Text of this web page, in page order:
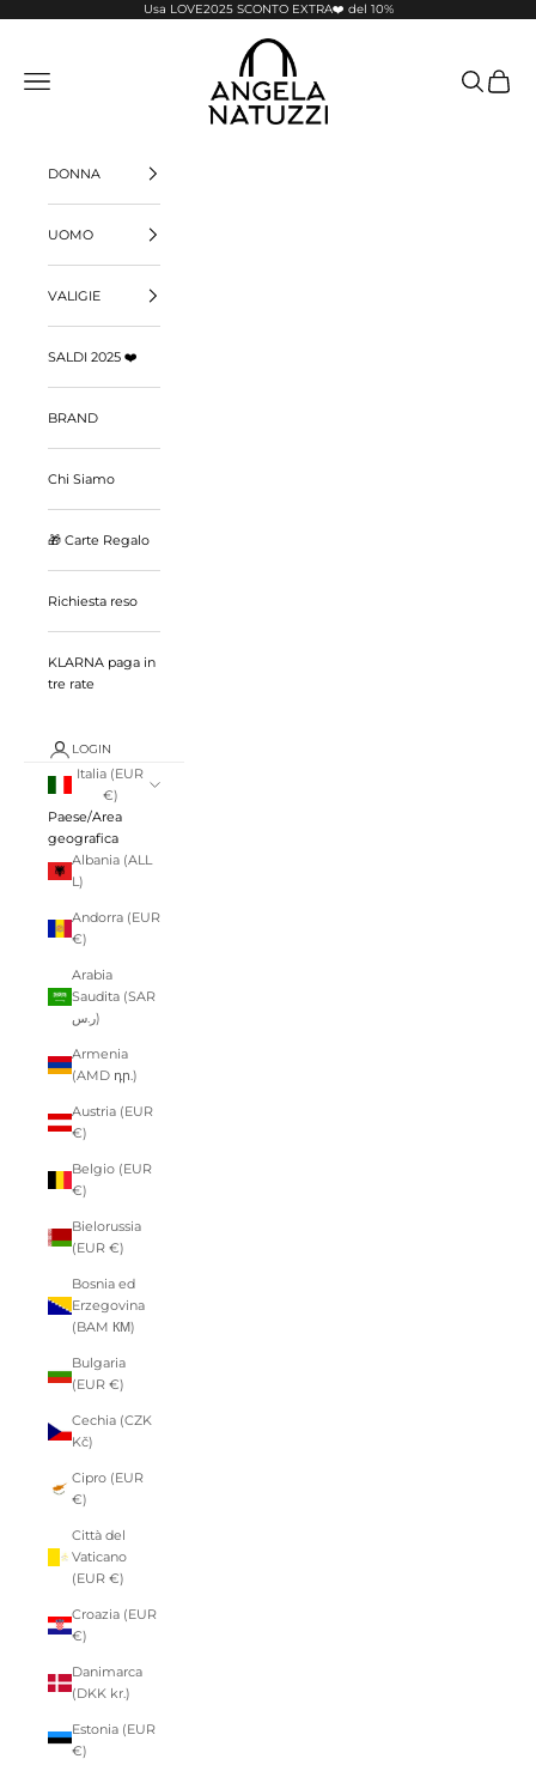
Usa LOVE2025 SCONTO EXTRA❤️ del 10%
Pelletterie Angela Natuzzi
Menù
CercaCarrello
DONNA
UOMO
VALIGIE
SALDI 2025 ❤️
BRAND
Chi Siamo
🎁 Carte Regalo
Richiesta reso
KLARNA paga in
tre rate
LOGIN
Italia (EUR
€)
Paese/Area
geografica
Albania (ALL
L)
Andorra (EUR
€)
Arabia
Saudita (SAR
ر.س)
Armenia
(AMD դր.)
Austria (EUR
€)
Belgio (EUR
€)
Bielorussia
(EUR €)
Bosnia ed
Erzegovina
(BAM КМ)
Bulgaria
(EUR €)
Cechia (CZK
Kč)
Cipro (EUR
€)
Città del
Vaticano
(EUR €)
Croazia (EUR
€)
Danimarca
(DKK kr.)
Estonia (EUR
€)